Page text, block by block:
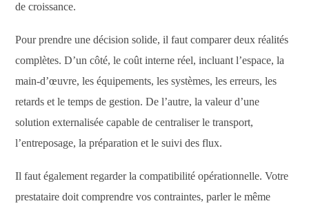
de croissance.
Pour prendre une décision solide, il faut comparer deux réalités
complètes. D’un côté, le coût interne réel, incluant l’espace, la
main-d’œuvre, les équipements, les systèmes, les erreurs, les
retards et le temps de gestion. De l’autre, la valeur d’une
solution externalisée capable de centraliser le transport,
l’entreposage, la préparation et le suivi des flux.
Il faut également regarder la compatibilité opérationnelle. Votre
prestataire doit comprendre vos contraintes, parler le même